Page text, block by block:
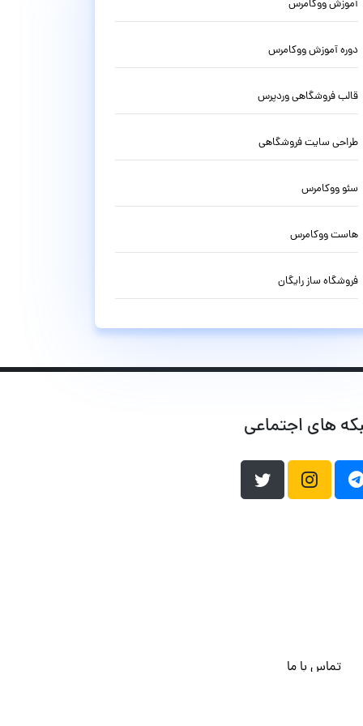
آموزش ووکامرس
دوره آموزش ووکامرس
قالب فروشگاهی وردپرس
طراحی سایت فروشگاهی
سئو ووکامرس
هاست ووکامرس
فروشگاه ساز رایگان
های اجتماعی
تماس با ما